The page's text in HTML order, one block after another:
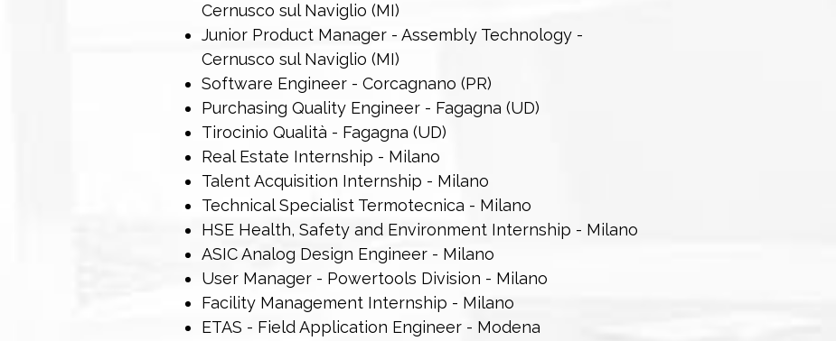
Cernusco sul Naviglio (MI)
Junior Product Manager - Assembly Technology -
Cernusco sul Naviglio (MI)
Software Engineer - Corcagnano (PR)
Purchasing Quality Engineer - Fagagna (UD)
Tirocinio Qualità - Fagagna (UD)
Real Estate Internship - Milano
Talent Acquisition Internship - Milano
Technical Specialist Termotecnica - Milano
HSE Health, Safety and Environment Internship - Milano
ASIC Analog Design Engineer - Milano
User Manager - Powertools Division - Milano
Facility Management Internship - Milano
ETAS - Field Application Engineer - Modena